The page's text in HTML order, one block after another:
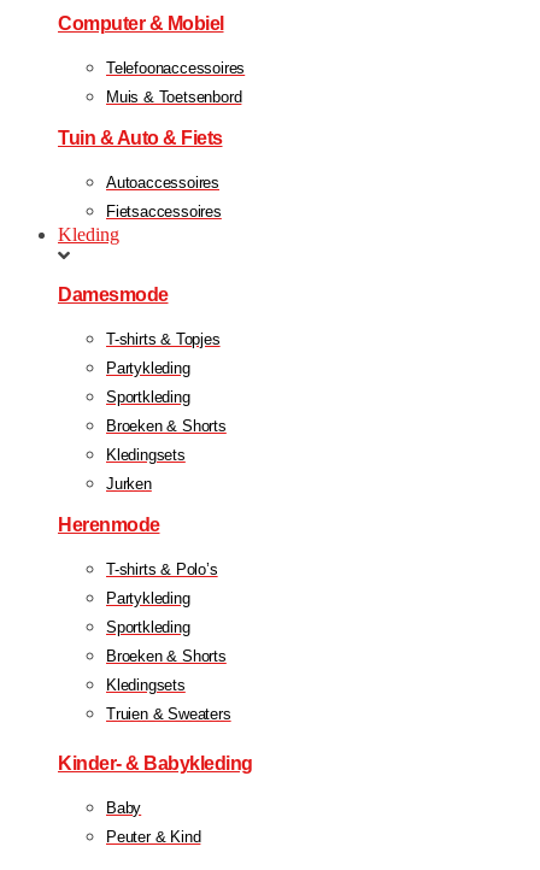
Computer & Mobiel
Telefoonaccessoires
Muis & Toetsenbord
Tuin & Auto & Fiets
Autoaccessoires
Fietsaccessoires
Kleding
Damesmode
T-shirts & Topjes
Partykleding
Sportkleding
Broeken & Shorts
Kledingsets
Jurken
Herenmode
T-shirts & Polo’s
Partykleding
Sportkleding
Broeken & Shorts
Kledingsets
Truien & Sweaters
Kinder- & Babykleding
Baby
Peuter & Kind